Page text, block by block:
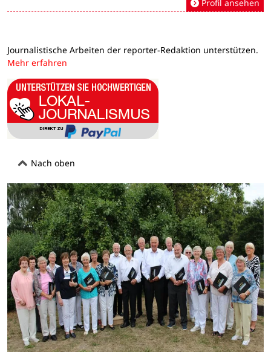
Profil ansehen
Journalistische Arbeiten der reporter-Redaktion unterstützen.
Mehr erfahren
Nach oben